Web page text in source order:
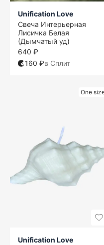
Unification Love
Свеча Интерьерная
Лисичка Белая
(Дымчатый уд)
640 ₽
160 ₽в Сплит
One
Unification Love